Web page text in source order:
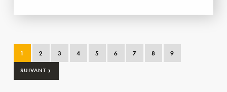
1 2 3 4 5 6 7 8 9
SUIVANT ›